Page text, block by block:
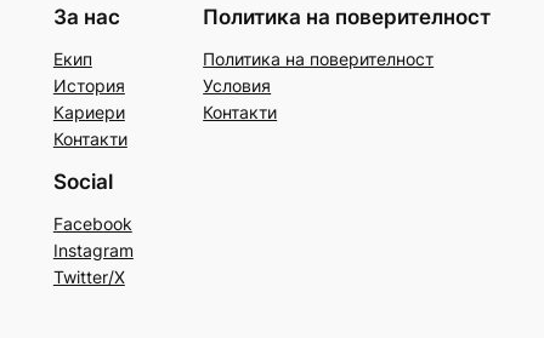
За нас
Екип
История
Кариери
Контакти
Политика на поверителност
Политика на поверителност
Условия
Контакти
Social
Facebook
Instagram
Twitter/X